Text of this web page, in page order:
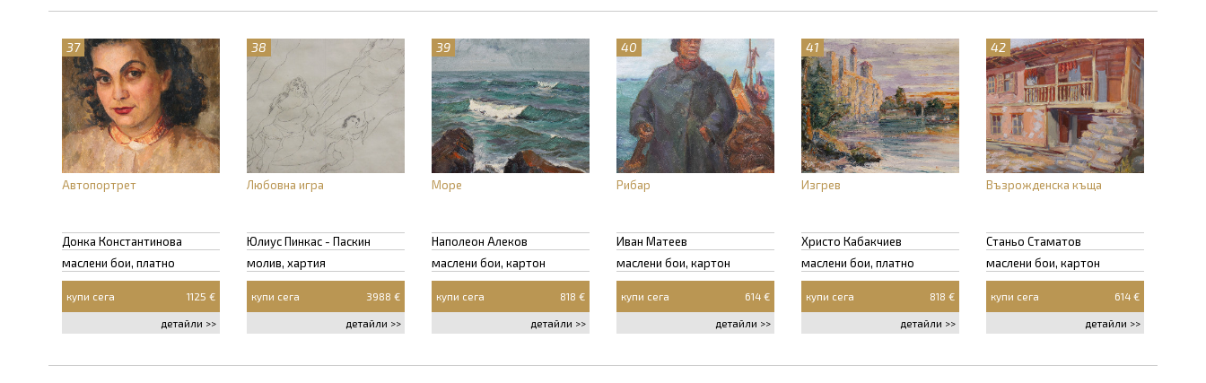
37
Автопортрет
Донка Константинова
маслени бои, платно
купи сега 1125 €
детайли >>
38
Любовна игра
Юлиус Пинкас - Паскин
молив, хартия
купи сега 3988 €
детайли >>
39
Море
Наполеон Алеков
маслени бои, картон
купи сега 818 €
детайли >>
40
Рибар
Иван Матеев
маслени бои, картон
купи сега 614 €
детайли >>
41
Изгрев
Христо Кабакчиев
маслени бои, платно
купи сега 818 €
детайли >>
42
Възрожденска къща
Станьо Стаматов
маслени бои, картон
купи сега 614 €
детайли >>